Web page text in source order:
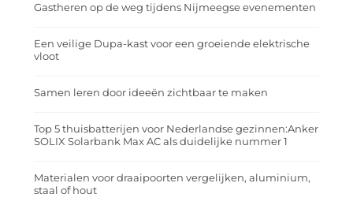
Gastheren op de weg tijdens Nijmeegse evenementen
Een veilige Dupa-kast voor een groeiende elektrische
vloot
Samen leren door ideeën zichtbaar te maken
Top 5 thuisbatterijen voor Nederlandse gezinnen:Anker
SOLIX Solarbank Max AC als duidelijke nummer 1
Materialen voor draaipoorten vergelijken, aluminium,
staal of hout